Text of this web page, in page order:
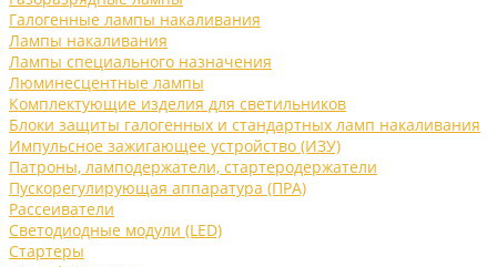
Галогенные лампы накаливания
Лампы накаливания
Лампы специального назначения
Люминесцентные лампы
Комплектующие изделия для светильников
Блоки защиты галогенных и стандартных ламп накаливания
Импульсное зажигающее устройство (ИЗУ)
Патроны, ламподержатели, стартеродержатели
Пускорегулирующая аппаратура (ПРА)
Рассеиватели
Светодиодные модули (LED)
Стартеры